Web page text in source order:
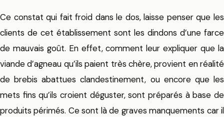
Ce constat qui fait froid dans le dos, laisse penser que les
clients de cet établissement sont les dindons d’une farce
de mauvais goût. En effet, comment leur expliquer que la
viande d’agneau qu’ils paient très chère, provient en réalité
de brebis abattues clandestinement, ou encore que les
mets fins qu’ils croient déguster, sont préparés à base de
produits périmés. Ce sont là de graves manquements car il